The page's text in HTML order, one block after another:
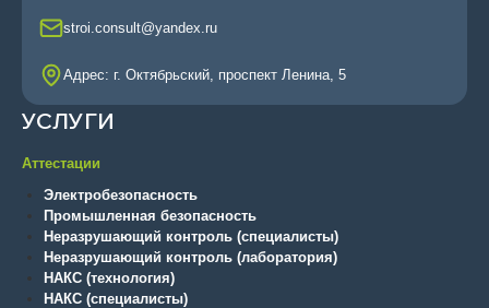
stroi.consult@yandex.ru
Адрес: г. Октябрьский, проспект Ленина, 5
УСЛУГИ
Аттестации
Электробезопасность
Промышленная безопасность
Неразрушающий контроль (специалисты)
Неразрушающий контроль (лаборатория)
НАКС (технология)
НАКС (специалисты)